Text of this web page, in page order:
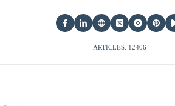
ARTICLES: 12406